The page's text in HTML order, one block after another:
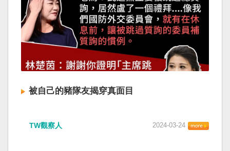
被自己的豬隊友揭穿真面目
TW觀察人 2024-03-24